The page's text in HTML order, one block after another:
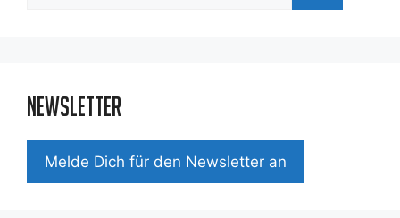
Newsletter
Mel­de Dich für den News­let­ter an